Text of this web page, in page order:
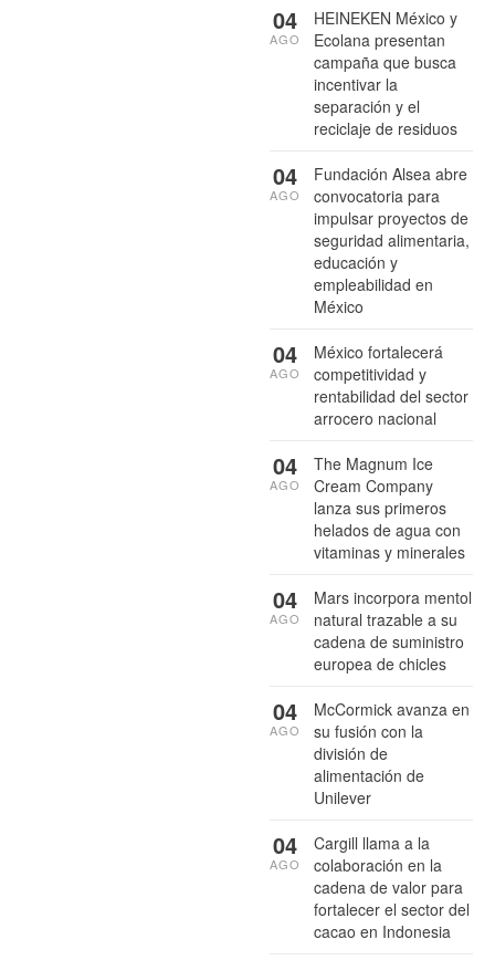
HEINEKEN México y
Ecolana presentan
campaña que busca
incentivar la
separación y el
reciclaje de residuos
04
AGO
Fundación Alsea abre
convocatoria para
impulsar proyectos de
seguridad alimentaria,
educación y
empleabilidad en
México
04
AGO
México fortalecerá
competitividad y
rentabilidad del sector
arrocero nacional
04
AGO
The Magnum Ice
Cream Company
lanza sus primeros
helados de agua con
vitaminas y minerales
04
AGO
Mars incorpora mentol
natural trazable a su
cadena de suministro
europea de chicles
04
AGO
McCormick avanza en
su fusión con la
división de
alimentación de
Unilever
04
AGO
Cargill llama a la
colaboración en la
cadena de valor para
fortalecer el sector del
cacao en Indonesia
04
AGO